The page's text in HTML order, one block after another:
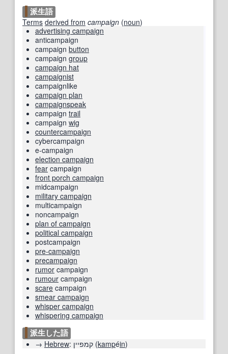
派生語
Terms derived from campaign (noun)
advertising campaign
anticampaign
campaign button
campaign group
campaign hat
campaignist
campaignlike
campaign plan
campaignspeak
campaign trail
campaign wig
countercampaign
cybercampaign
e-campaign
election campaign
fear campaign
front porch campaign
midcampaign
military campaign
multicampaign
noncampaign
plan of campaign
political campaign
postcampaign
pre-campaign
precampaign
rumor campaign
rumour campaign
scare campaign
smear campaign
whisper campaign
whispering campaign
派生した語
→ Hebrew: קמפיין (kampéin)